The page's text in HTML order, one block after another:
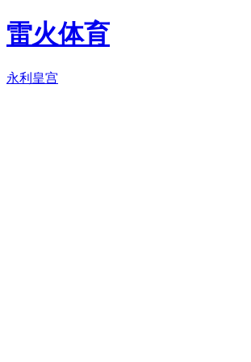
雷火体育
永利皇宫